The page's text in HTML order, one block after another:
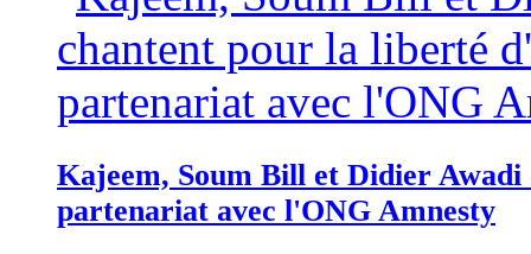
Kajeem, Soum Bill et Didier
partenariat avec l'ONG Amnesty